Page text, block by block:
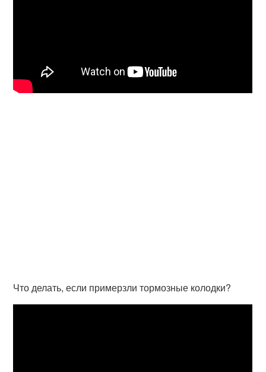
Что делать, если примерзли тормозные колодки?